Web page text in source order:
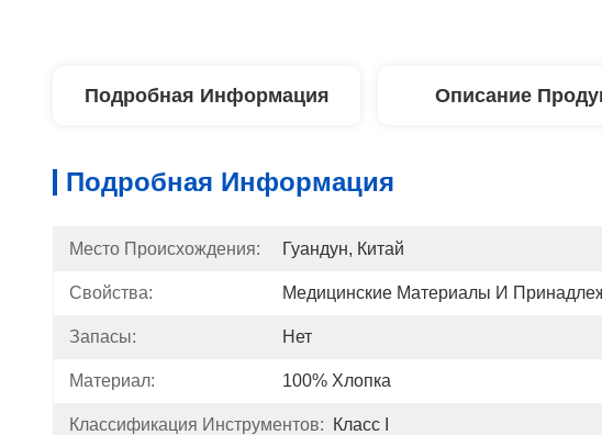
Подробная Информация Описание
Подробная Информация
Место Происхождения: Гуандун, Китай
Свойства: Медицинские Материалы И
Запасы: Нет
Материал: 100% Хлопка
Классификация Инструментов: Класс I